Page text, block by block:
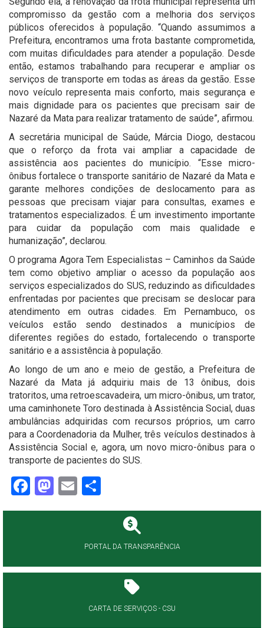
compromisso da gestão com a melhoria dos serviços
públicos oferecidos à população. “Quando assumimos a
Prefeitura, encontramos uma frota bastante comprometida,
com muitas dificuldades para atender a população. Desde
então, estamos trabalhando para recuperar e ampliar os
serviços de transporte em todas as áreas da gestão. Esse
novo veículo representa mais conforto, mais segurança e
mais dignidade para os pacientes que precisam sair de
Nazaré da Mata para realizar tratamento de saúde”, afirmou.
A secretária municipal de Saúde, Márcia Diogo, destacou
que o reforço da frota vai ampliar a capacidade de
assistência aos pacientes do município. “Esse micro-
ônibus fortalece o transporte sanitário de Nazaré da Mata e
garante melhores condições de deslocamento para as
pessoas que precisam viajar para consultas, exames e
tratamentos especializados. É um investimento importante
para cuidar da população com mais qualidade e
humanização”, declarou.
O programa Agora Tem Especialistas – Caminhos da Saúde
tem como objetivo ampliar o acesso da população aos
serviços especializados do SUS, reduzindo as dificuldades
enfrentadas por pacientes que precisam se deslocar para
atendimento em outras cidades. Em Pernambuco, os
veículos estão sendo destinados a municípios de
diferentes regiões do estado, fortalecendo o transporte
sanitário e a assistência à população.
Ao longo de um ano e meio de gestão, a Prefeitura de
Nazaré da Mata já adquiriu mais de 13 ônibus, dois
tratoritos, uma retroescavadeira, um micro-ônibus, um trator,
uma caminhonete Toro destinada à Assistência Social, duas
ambulâncias adquiridas com recursos próprios, um carro
para a Coordenadoria da Mulher, três veículos destinados à
Assistência Social e, agora, um novo micro-ônibus para o
transporte de pacientes do SUS.
Facebook
Mastodon
Email
PORTAL DA TRANSPARÊNCIA
CARTA DE SERVIÇOS - CSU